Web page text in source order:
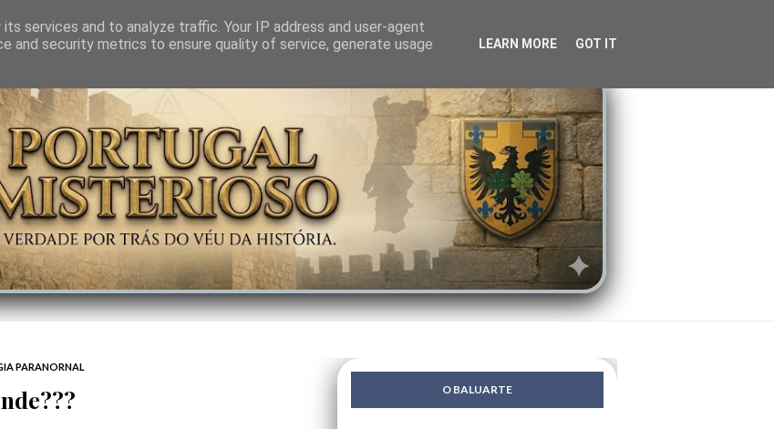
SABEDORIA CIÊNCIA DO INVISÍVEL CONTRA-PODER ANJOS LENDAS
PARANORNAL
O BALUARTE
services and to analyze traffic. Your IP address and user-agent
and security metrics to ensure quality of service, generate usage
LEARN MORE GOT IT